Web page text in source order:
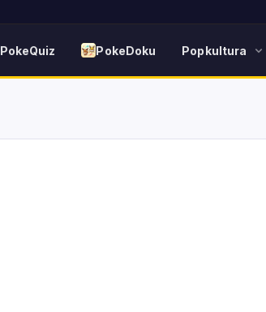
PokeQuiz PokeDoku Popkultura